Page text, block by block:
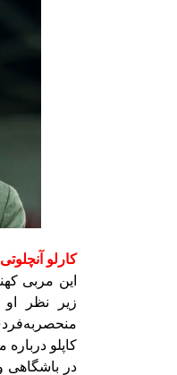
کارلو
این مربی
زیر نظر او
کاپلو
در باشگاهی